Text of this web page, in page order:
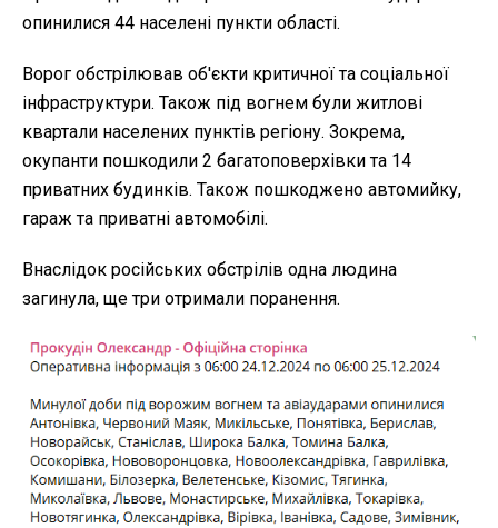
опинилися 44 населені пункти області.
Ворог обстрілював об'єкти критичної та соціальної
інфраструктури. Також під вогнем були житлові
квартали населених пунктів регіону. Зокрема,
окупанти пошкодили 2 багатоповерхівки та 14
приватних будинків. Також пошкоджено автомийку,
гараж та приватні автомобілі.
Внаслідок російських обстрілів одна людина
загинула, ще три отримали поранення.